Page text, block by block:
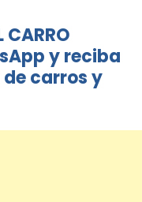
y reciba
carros y